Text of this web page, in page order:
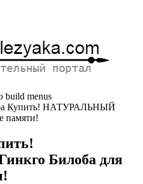
build menus
Купить! НАТУРАЛЬНЫЙ
памяти!
Билоба для